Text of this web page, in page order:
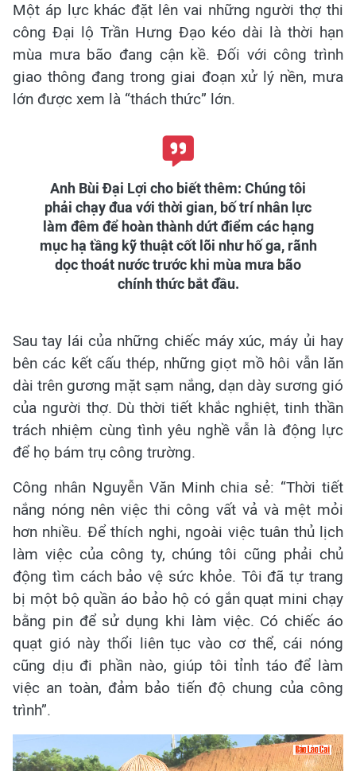
Một áp lực khác đặt lên vai những người thợ thi
công Đại lộ Trần Hưng Đạo kéo dài là thời hạn
mùa mưa bão đang cận kề. Đối với công trình
giao thông đang trong giai đoạn xử lý nền, mưa
lớn được xem là “thách thức” lớn.
Anh Bùi Đại Lợi cho biết thêm: Chúng tôi
phải chạy đua với thời gian, bố trí nhân lực
làm đêm để hoàn thành dứt điểm các hạng
mục hạ tầng kỹ thuật cốt lõi như hố ga, rãnh
dọc thoát nước trước khi mùa mưa bão
chính thức bắt đầu.
Sau tay lái của những chiếc máy xúc, máy ủi hay
bên các kết cấu thép, những giọt mồ hôi vẫn lăn
dài trên gương mặt sạm nắng, dạn dày sương gió
của người thợ. Dù thời tiết khắc nghiệt, tinh thần
trách nhiệm cùng tình yêu nghề vẫn là động lực
để họ bám trụ công trường.
Công nhân Nguyễn Văn Minh chia sẻ: “Thời tiết
nắng nóng nên việc thi công vất vả và mệt mỏi
hơn nhiều. Để thích nghi, ngoài việc tuân thủ lịch
làm việc của công ty, chúng tôi cũng phải chủ
động tìm cách bảo vệ sức khỏe. Tôi đã tự trang
bị một bộ quần áo bảo hộ có gắn quạt mini chạy
bằng pin để sử dụng khi làm việc. Có chiếc áo
quạt gió này thổi liên tục vào cơ thể, cái nóng
cũng dịu đi phần nào, giúp tôi tỉnh táo để làm
việc an toàn, đảm bảo tiến độ chung của công
trình”.